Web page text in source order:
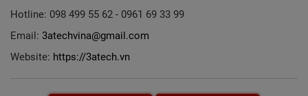
Hotline: 098 499 55 62 - 0961 69 33 99
Email: 3atechvina@gmail.com
Website: https://3atech.vn